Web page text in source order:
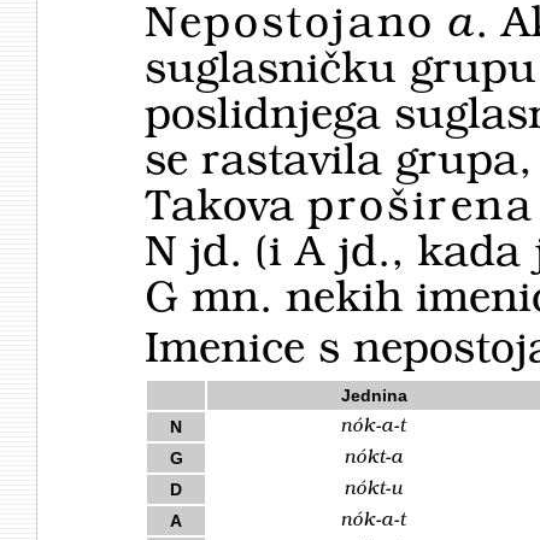
Nepostojano a.
suglasničku
poslidnjega
se rastavila grupa,
Takova
N jd. (i A jd., kada
G mn. nekih
Imenice s
Jednina
N
nók-a-t
G nókt-a
D nókt-u
A nók-a-t